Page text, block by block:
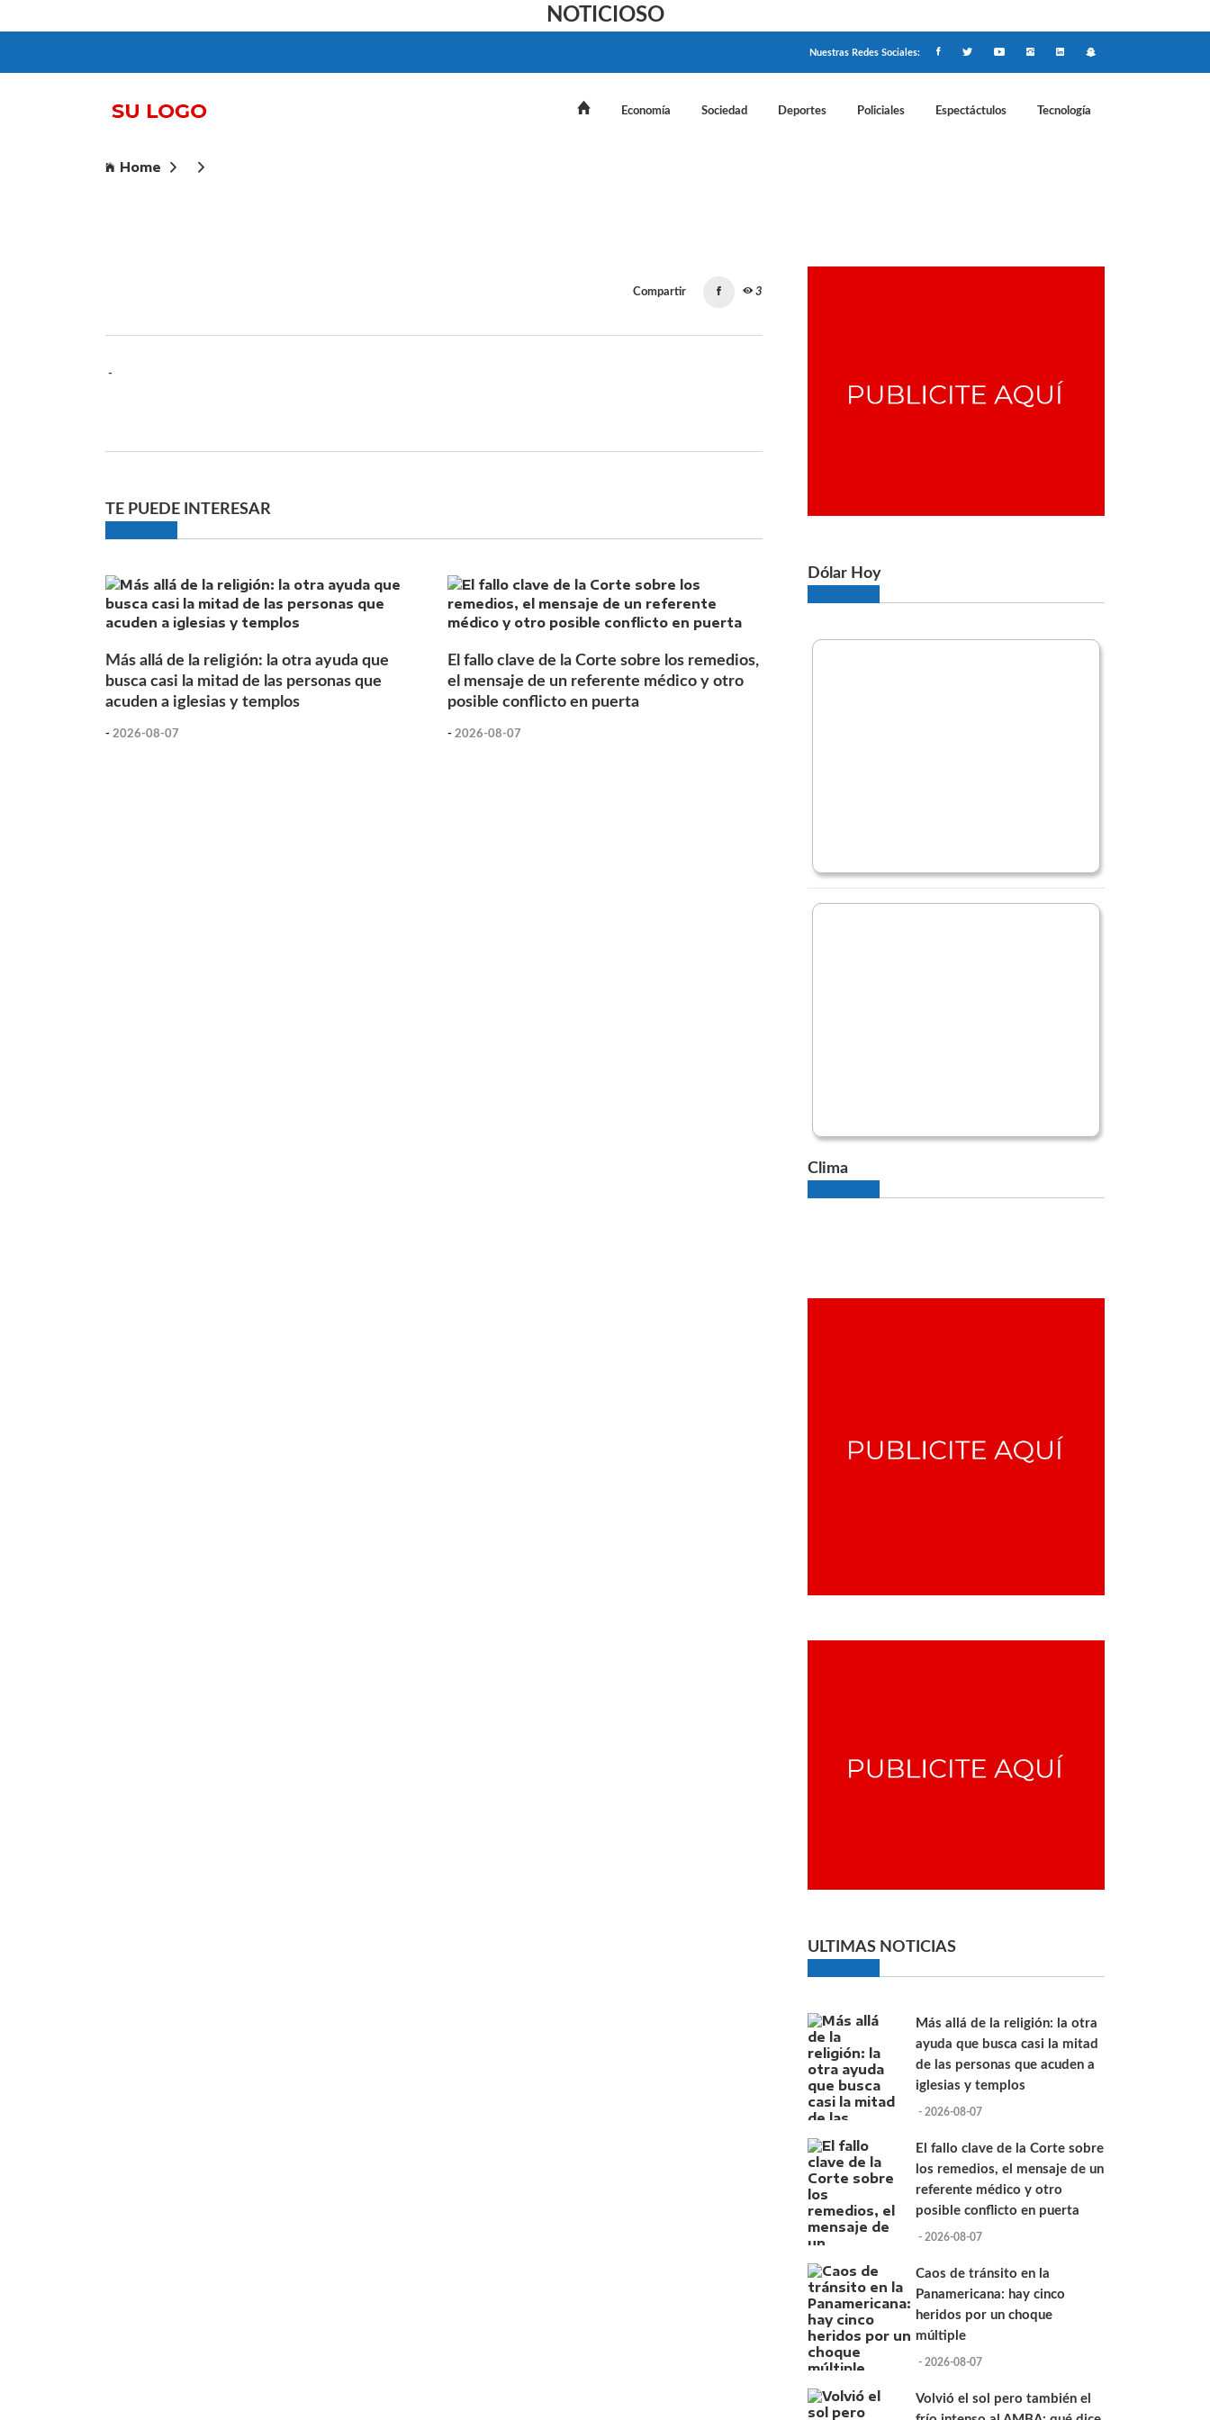
NOTICIOSO
Nuestras Redes Sociales:
Economía Sociedad Deportes Policiales Espectáctulos Tecnología
Home
Compartir 3
-
TE PUEDE INTERESAR
Más allá de la religión: la otra ayuda que
busca casi la mitad de las personas que
acuden a iglesias y templos
- 2026-08-07
El fallo clave de la Corte sobre los remedios,
el mensaje de un referente médico y otro
posible conflicto en puerta
- 2026-08-07
Dólar Hoy
Clima
ULTIMAS NOTICIAS
Más allá de la religión: la otra
ayuda que busca casi la mitad
de las personas que acuden a
iglesias y templos
- 2026-08-07
El fallo clave de la Corte sobre
los remedios, el mensaje de un
referente médico y otro
posible conflicto en puerta
- 2026-08-07
Caos de tránsito en la
Panamericana: hay cinco
heridos por un choque
múltiple
- 2026-08-07
Volvió el sol pero también el